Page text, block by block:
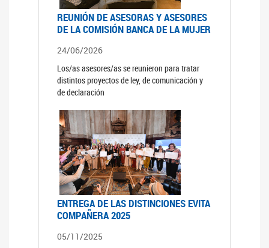
REUNIÓN DE ASESORAS Y ASESORES
DE LA COMISIÓN BANCA DE LA MUJER
24/06/2026
Los/as asesores/as se reunieron para tratar
distintos proyectos de ley, de comunicación y
de declaración
ENTREGA DE LAS DISTINCIONES EVITA
COMPAÑERA 2025
05/11/2025